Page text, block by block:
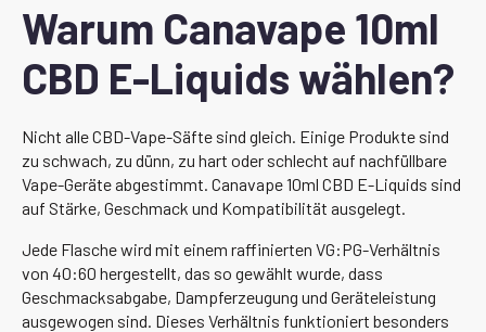
Warum Canavape 10ml
CBD E-Liquids wählen?
Nicht alle CBD-Vape-Säfte sind gleich. Einige Produkte sind
zu schwach, zu dünn, zu hart oder schlecht auf nachfüllbare
Vape-Geräte abgestimmt. Canavape 10ml CBD E-Liquids sind
auf Stärke, Geschmack und Kompatibilität ausgelegt.
Jede Flasche wird mit einem raffinierten VG:PG-Verhältnis
von 40:60 hergestellt, das so gewählt wurde, dass
Geschmacksabgabe, Dampferzeugung und Geräteleistung
ausgewogen sind. Dieses Verhältnis funktioniert besonders